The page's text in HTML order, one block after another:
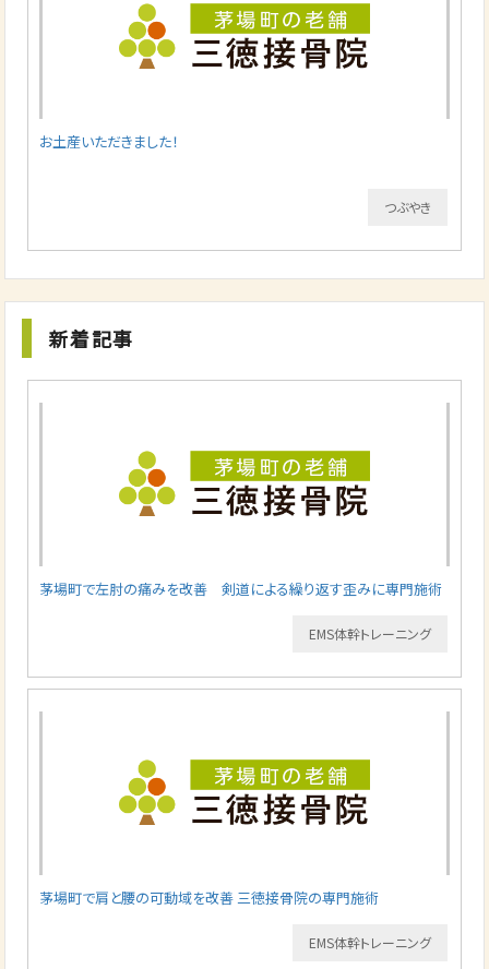
お土産いただきました！
つぶやき
新着記事
茅場町で左肘の痛みを改善 剣道による繰り返す歪みに専門施術
EMS体幹トレーニング
茅場町で肩と腰の可動域を改善 三徳接骨院の専門施術
EMS体幹トレーニング